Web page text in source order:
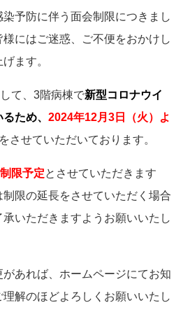
予防に伴う面会制限につきまし
にはご迷惑、ご不便をおかけし
ます。
て、3階病棟で新型コロナウイ
ため、 2024年12月3日（火）よ
をさせていただいております。
限予定とさせていただきます
限の延長をさせていただく場合
いただきますようお願いいたし
あれば、ホームページにてお知
解のほどよろしくお願いいたし